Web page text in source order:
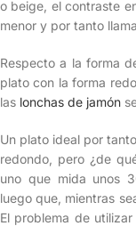
o beige, el contraste
menor y por tanto
Respecto a la forma
plato con la forma
las lonchas de jamón
Un plato ideal por
redondo, pero ¿de
uno que mida unos
luego que, mientras
El problema de